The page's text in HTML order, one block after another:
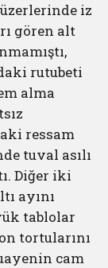
iz
gören alt
rutubeti
alma
ressam
tuval asılı
Diğer iki
ayını
tablolar
tortularını
cam